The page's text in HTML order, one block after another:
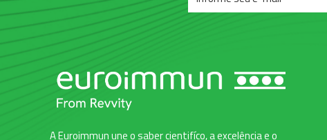
A Euroimmun une o saber cientifíco, a excelência e o